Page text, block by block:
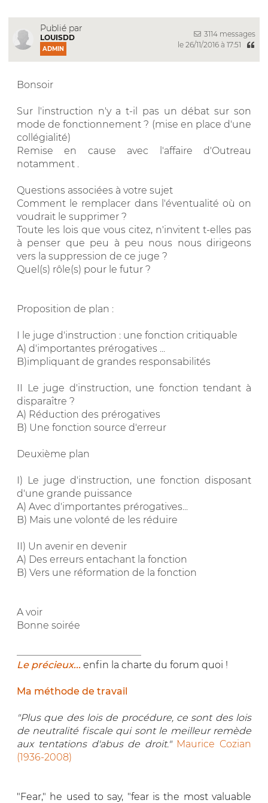
Publié par
LOUISDD
ADMIN
3114 messages
le 26/11/2016 à 17:51
Bonsoir
Sur l'instruction n'y a t-il pas un débat sur son
mode de fonctionnement ? (mise en place d'une
collégialité)
Remise en cause avec l'affaire d'Outreau
notamment .
Questions associées à votre sujet
Comment le remplacer dans l'éventualité où on
voudrait le supprimer ?
Toute les lois que vous citez, n'invitent t-elles pas
à penser que peu à peu nous nous dirigeons
vers la suppression de ce juge ?
Quel(s) rôle(s) pour le futur ?
Proposition de plan :
I le juge d'instruction : une fonction critiquable
A) d'importantes prérogatives ...
B)impliquant de grandes responsabilités
II Le juge d'instruction, une fonction tendant à
disparaître ?
A) Réduction des prérogatives
B) Une fonction source d'erreur
Deuxième plan
I) Le juge d'instruction, une fonction disposant
d'une grande puissance
A) Avec d'importantes prérogatives...
B) Mais une volonté de les réduire
II) Un avenir en devenir
A) Des erreurs entachant la fonction
B) Vers une réformation de la fonction
A voir
Bonne soirée
Le précieux... enfin la charte du forum quoi !
Ma méthode de travail
"Plus que des lois de procédure, ce sont des lois
de neutralité fiscale qui sont le meilleur remède
aux tentations d'abus de droit." Maurice Cozian
(1936-2008)
"Fear," he used to say, "fear is the most valuable